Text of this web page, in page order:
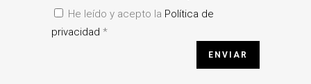
He leído y acepto la Política de
privacidad *